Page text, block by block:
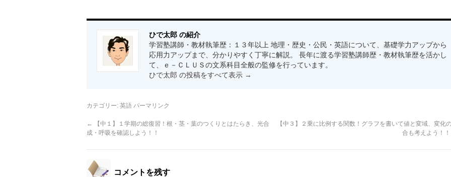
ひで太郎 の紹介
学習塾講師・教材執筆歴：１３年以上 地理・歴史・公民・英語について、基礎学力アップから
応用力アップまで、分かりやすく丁寧に解説。 長年に渡る学習塾講師歴・教材執筆歴を活かし
て、ｅ－ＣＬＵＳの文系科目全般の監修を行っています。
ひで太郎 の投稿をすべて表示 →
カテゴリー: 英語 パーマリンク
←
【中１】１学期の総復習！根・茎・葉のつくりとはたらき、光合
成・呼吸を確認しよう！！
【中３】２乗に比例する関数！グラフを書いて値と変域、変化
合も考えよう！！
コメントを残す